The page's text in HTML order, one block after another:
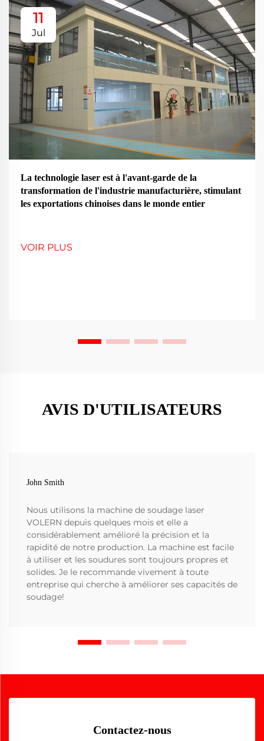
11
Jul
La technologie laser est à l'avant-garde de la
transformation de l'industrie manufacturière, stimulant
les exportations chinoises dans le monde entier
VOIR PLUS
AVIS D'UTILISATEURS
John Smith
Nous utilisons la machine de soudage laser
VOLERN depuis quelques mois et elle a
considérablement amélioré la précision et la
rapidité de notre production. La machine est facile
à utiliser et les soudures sont toujours propres et
solides. Je le recommande vivement à toute
entreprise qui cherche à améliorer ses capacités de
soudage!
Contactez-nous